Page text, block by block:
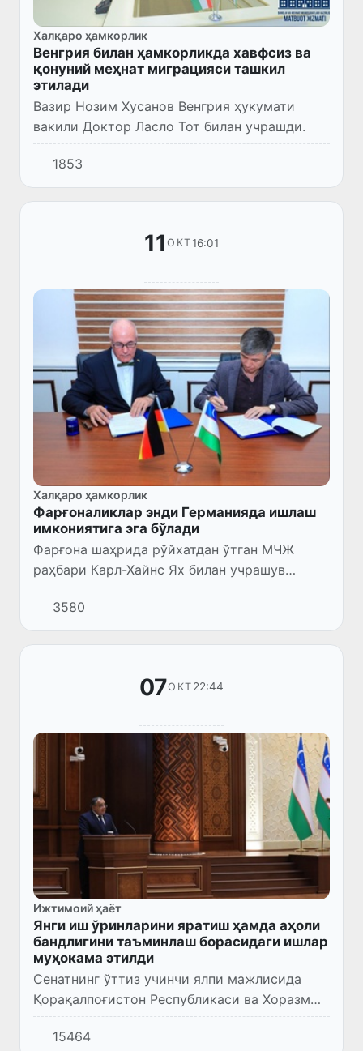
Халқаро ҳамкорлик
Венгрия билан ҳамкорликда хавфсиз ва
қонуний меҳнат миграцияси ташкил
этилади
Вазир Нозим Хусанов Венгрия ҳукумати
вакили Доктор Ласло Тот билан учрашди.
1853
11ОКТ16:01
Халқаро ҳамкорлик
Фарғоналиклар энди Германияда ишлаш
имкониятига эга бўлади
Фарғона шаҳрида рўйхатдан ўтган МЧЖ
раҳбари Карл-Хайнс Ях билан учрашув
ўтказилди.
3580
07ОКТ 22:44
Ижтимоий ҳаёт
Янги иш ўринларини яратиш ҳамда аҳоли
бандлигини таъминлаш борасидаги ишлар
муҳокама этилди
Сенатнинг ўттиз учинчи ялпи мажлисида
Қорақалпоғистон Республикаси ва Хоразм
вилоятида янги иш ўринларини яратиш
ҳамда аҳоли бандлигини таъминлаш бўйича
15464